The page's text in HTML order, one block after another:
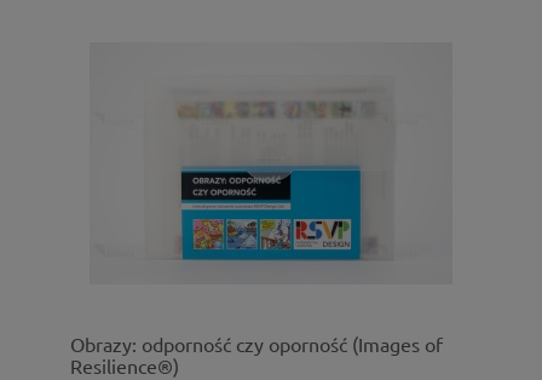
Obrazy: odporność czy oporność (Images of
Resilience®)